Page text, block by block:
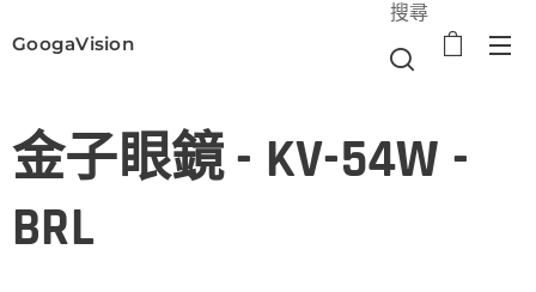
GoogaVision
搜尋
金子眼鏡 - KV-54W -
BRL